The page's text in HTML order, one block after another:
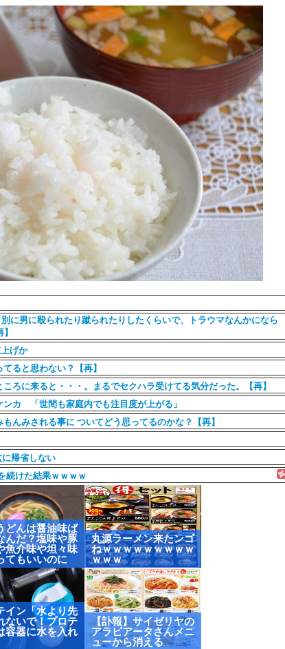
に男に殴られたり蹴られたりしたくらいで、トラウマなんかになら
げか
ると思わない？【再】
ろに来ると・・・。まるでセクハラ受けてる気分だった。【再】
カ 「世間も家庭内でも注目度が上がる」
んみされる事に ついてどう思ってるのかな？【再】
に帰省しない
続けた結果ｗｗｗｗ
どんは醤油味ば
んだ？塩味や豚
魚介味や坦々味
てもいいのに
丸源ラーメン来たンゴ
ねｗｗｗｗｗｗｗｗｗ
ｗｗｗ
イン「水より先
ないで！プロテ
容器に水を入れ
【訃報】サイゼリヤの
アラビアータさんメニ
ューから消える